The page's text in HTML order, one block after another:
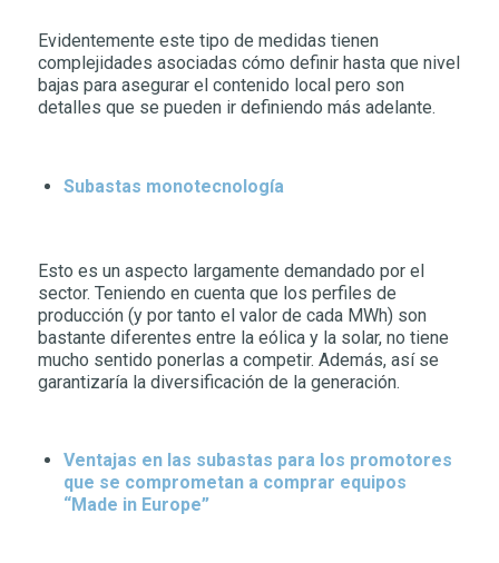
Evidentemente este tipo de medidas tienen
complejidades asociadas cómo definir hasta que nivel
bajas para asegurar el contenido local pero son
detalles que se pueden ir definiendo más adelante.
Subastas monotecnología
Esto es un aspecto largamente demandado por el
sector. Teniendo en cuenta que los perfiles de
producción (y por tanto el valor de cada MWh) son
bastante diferentes entre la eólica y la solar, no tiene
mucho sentido ponerlas a competir. Además, así se
garantizaría la diversificación de la generación.
Ventajas en las subastas para los promotores
que se comprometan a comprar equipos
“Made in Europe”